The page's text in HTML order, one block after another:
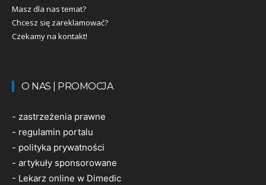
Masz dla nas temat?
Chcesz się zareklamować?
Czekamy na kontakt!
O NAS | PROMOCJA
- zastrzeżenia prawne
- regulamin portalu
- polityka prywatności
- artykuły sponsorowane
- Lekarz online w Dimedic